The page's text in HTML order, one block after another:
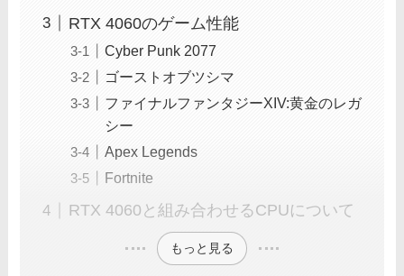
RTX 4060のゲーム性能
Cyber Punk 2077
ゴーストオブツシマ
ファイナルファンタジーXIV:黄金のレガ
シー
Apex Legends
Fortnite
RTX 4060と組み合わせるCPUについて
もっと見る